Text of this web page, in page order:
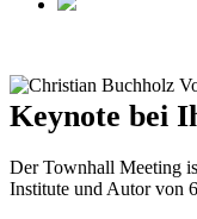
Keynote bei
Der Townhall Meeting
Institute und Autor von